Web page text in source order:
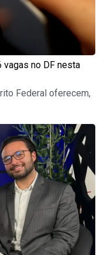
vagas no DF nesta
Federal oferecem,